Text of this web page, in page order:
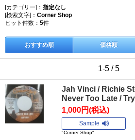
[カテゴリー]： 指定なし
[検索文字]： Corner Shop
ヒット件数： 5件
おすすめ順 価格順
1-5 / 5
Jah Vinci / Richie
Never Too Late /
1,000円(税込)
Sample
"Corner Shop"